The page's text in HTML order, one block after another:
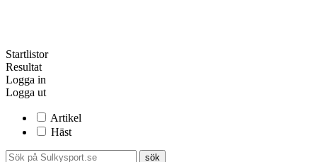
Startlistor
Resultat
Logga in
Logga ut
Artikel
Häst